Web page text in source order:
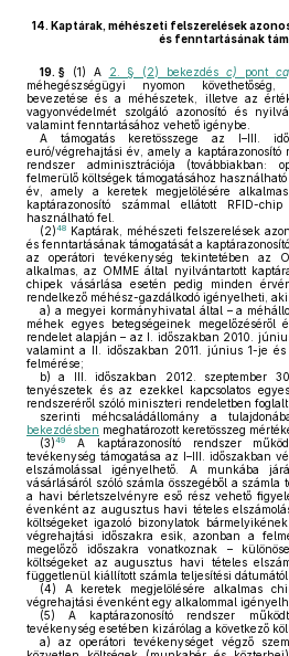
14. Kaptárak, méhészeti felszerelések
és fenntartásának
19. § (1) A 2. § (2) bekezdés c) pont
méhegészségügyi nyomon követhetőség,
bevezetése és a méhészetek, illetve az
vagyonvédelmét szolgáló azonosító és
valamint fenntartásához vehető igénybe.
A támogatás keretösszege az I–III.
euró/végrehajtási év, amely a kaptárazonosító
rendszer adminisztrációja (továbbiakban:
felmerülő költségek támogatásához
év, amely a keretek megjelölésére
kaptárazonosító számmal ellátott RFID-chip
használható fel.
(2)48 Kaptárak, méhészeti felszerelések
és fenntartásának támogatását a
az operátori tevékenység tekintetében az
alkalmas, az OMME által nyilvántartott
chipek vásárlása esetén pedig minden
rendelkező méhész-gazdálkodó igényelheti,
a) a megyei kormányhivatal által – a
méhek egyes betegségeinek megelőzéséről
rendelet alapján – az I. időszakban 2010.
valamint a II. időszakban 2011. június 1-je
felmérése;
b) a III. időszakban 2012. szeptember
tenyészetek és az ezekkel kapcsolatos
rendszeréről szóló miniszteri rendeletben
szerinti méhcsaládállomány a
bekezdésben meghatározott keretösszeg
(3)49
A kaptárazonosító rendszer
tevékenység támogatása az I–III. időszakban
elszámolással igényelhető. A munkába
vásárlásáról szóló számla összegéből a
a havi bérletszelvényre eső rész vehető
évenként az augusztus havi tételes
költségeket igazoló bizonylatok
végrehajtási időszakra esik, azonban a
megelőző időszakra vonatkoznak –
költségeket az augusztus havi tételes
függetlenül kiállított számla teljesítési dátumától.
(4) A keretek megjelölésére alkalmas
végrehajtási évenként egy alkalommal
(5) A kaptárazonosító rendszer
tevékenység esetében kizárólag a következő
a) az operátori tevékenységet végző